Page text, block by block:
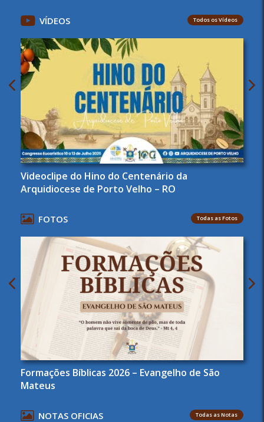
VÍDEOS Todos os Vídeos
Videoclipe do Hino do Centenário da
Arquidiocese de Porto Velho – RO
FOTOS Todas as Fotos
Formações Bíblicas 2026 – Evangelho de São
Mateus
NOTAS OFICIAS Todas as Notas